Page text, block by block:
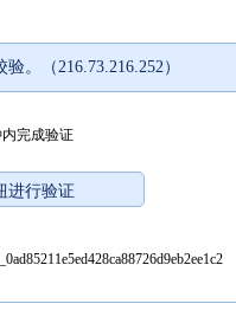
。（216.73.216.252）
完成验证